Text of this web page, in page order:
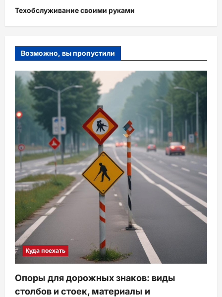
Техобслуживание своими руками
Возможно, вы пропустили
Куда поехать
Опоры для дорожных знаков: виды
столбов и стоек, материалы и